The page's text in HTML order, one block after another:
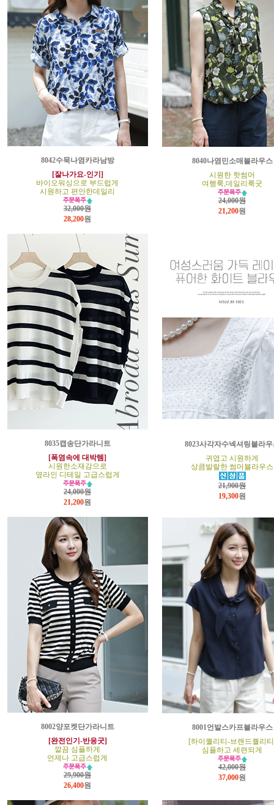
8042수묵나염카라남방
[잘나가요-인기]
바이오워싱으로 부드럽게
시원하고 편안한데일리
32,000원
28,200원
8040나염민소매블라우스
시원한 핫썸머
여행룩,데일리룩굿
24,000원
21,200원
8035캡송단가라니트
[폭염속에 대박템]
시원한소재감으로
옆라인 디테일 고급스럽게
24,000원
21,200원
8023사각자수넥셔링블라우
귀엽고 시원하게
상큼발랄한 썸머블라우스
21,900원
19,300원
8002양포켓단가라니트
[완전인기-반응굿]
깔끔 심플하게
언제나 고급스럽게
29,900원
26,400원
8001언발스카프블라우스
[하이퀄리티-브랜드퀄리
심플하고 세련되게
42,000원
37,000원